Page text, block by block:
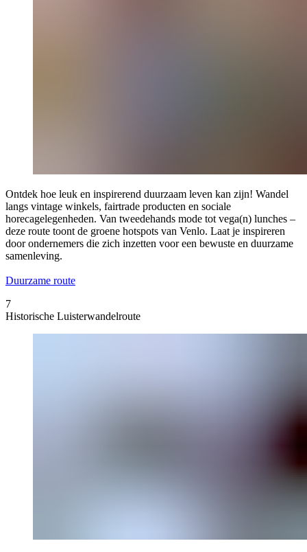
Ontdek hoe leuk en inspirerend duurzaam leven kan zijn! Wandel
langs vintage winkels, fairtrade producten en sociale
horecagelegenheden. Van tweedehands mode tot vega(n) lunches –
deze route toont de groene hotspots van Venlo. Laat je inspireren
door ondernemers die zich inzetten voor een bewuste en duurzame
samenleving.
Duurzame route
7
Historische Luisterwandelroute